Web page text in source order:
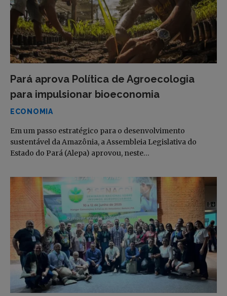
Pará aprova Política de Agroecologia
para impulsionar bioeconomia
ECONOMIA
Em um passo estratégico para o desenvolvimento
sustentável da Amazônia, a Assembleia Legislativa do
Estado do Pará (Alepa) aprovou, neste…